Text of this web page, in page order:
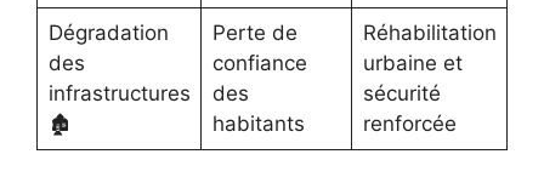
Dégradation
des
infrastructures
🏚️
Perte de
confiance
des
habitants
Réhabilitation
urbaine et
sécurité
renforcée